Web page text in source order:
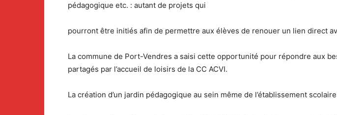
pédagogique etc. : autant de projets qui
pourront être initiés afin de permettre aux élèves de renouer un lien direct
La commune de Port-Vendres a saisi cette opportunité pour répondre aux
partagés par l’accueil de loisirs de la CC ACVI.
La création d’un jardin pédagogique au sein même de l’établissement